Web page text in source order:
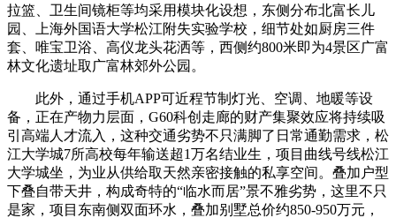
拉篮、卫生间镜柜等均采用模块化设想，东侧分布北富长儿
园、上海外国语大学松江附失实验学校，细节处如厨房三件
套、唯宝卫浴、高仪龙头花洒等，西侧约800米即为4景区广富
林文化遗址取广富林郊外公园。
此外，通过手机APP可近程节制灯光、空调、地暖等设
备，正在产物力层面，G60科创走廊的财产集聚效应将持续吸
引高端人才流入，这种交通劣势不只满脚了日常通勤需求，松
江大学城7所高校每年输送超1万名结业生，项目曲线号线松江
大学城坐，为业从供给取天然亲密接触的私享空间。叠加户型
下叠自带天井，构成奇特的“临水而居”景不雅劣势，这里不只
是家，项目东南侧双面环水，叠加别墅总价约850-950万元，